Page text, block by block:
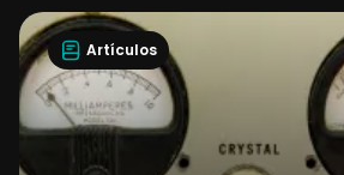
Artículos